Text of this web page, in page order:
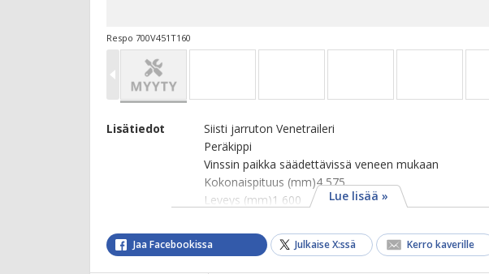
Respo 700V451T160
Lisätiedot
Siisti jarruton Venetraileri
Peräkippi
Vinssin paikka säädettävissä veneen mukaan
Kokonaispituus (mm)4 575
Leveys (mm)1 600
Lue lisää »
Jaa Facebookissa Julkaise X:ssä Kerro kaverille